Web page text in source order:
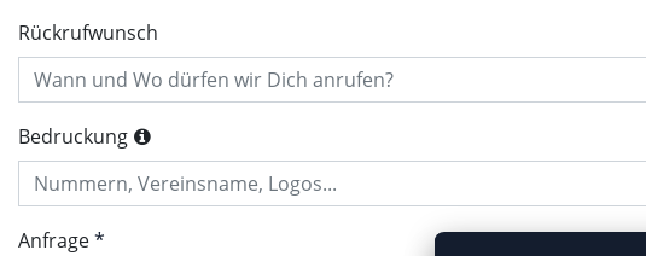
Rückrufwunsch
Bedruckung
Anfrage